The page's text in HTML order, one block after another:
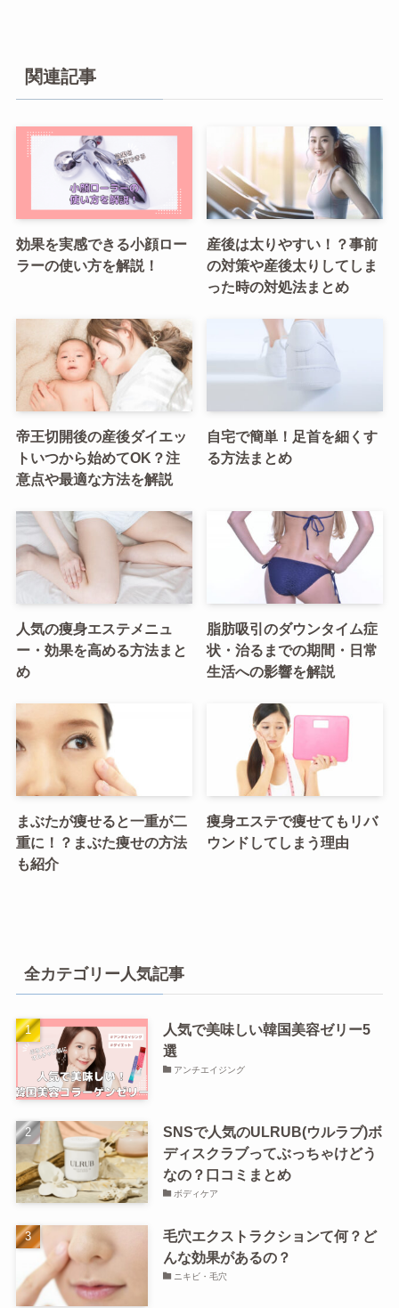
関連記事
効果を実感できる小顔ロー
ラーの使い方を解説！
産後は太りやすい！？事前
の対策や産後太りしてしま
った時の対処法まとめ
帝王切開後の産後ダイエッ
トいつから始めてOK？注
意点や最適な方法を解説
自宅で簡単！足首を細くす
る方法まとめ
人気の痩身エステメニュ
ー・効果を高める方法まと
め
脂肪吸引のダウンタイム症
状・治るまでの期間・日常
生活への影響を解説
まぶたが痩せると一重が二
重に！？まぶた痩せの方法
も紹介
痩身エステで痩せてもリバ
ウンドしてしまう理由
全カテゴリー人気記事
人気で美味しい韓国美容ゼリー5
選
アンチエイジング
SNSで人気のULRUB(ウルラブ)ボ
ディスクラブってぶっちゃけどう
なの？口コミまとめ
ボディケア
毛穴エクストラクションて何？ど
んな効果があるの？
ニキビ・毛穴